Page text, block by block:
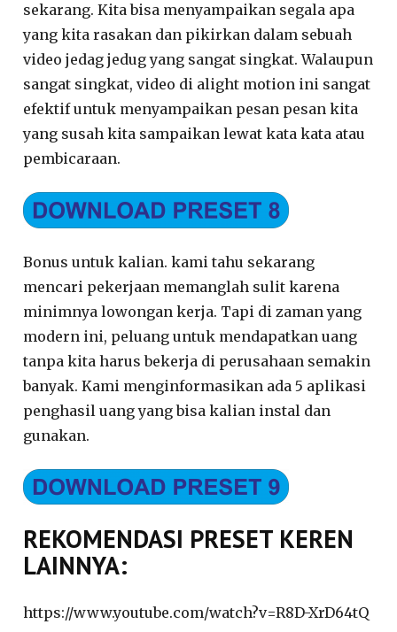
sekarang. Kita bisa menyampaikan segala apa
yang kita rasakan dan pikirkan dalam sebuah
video jedag jedug yang sangat singkat. Walaupun
sangat singkat, video di alight motion ini sangat
efektif untuk menyampaikan pesan pesan kita
yang susah kita sampaikan lewat kata kata atau
pembicaraan.
Bonus untuk kalian. kami tahu sekarang
mencari pekerjaan memanglah sulit karena
minimnya lowongan kerja. Tapi di zaman yang
modern ini, peluang untuk mendapatkan uang
tanpa kita harus bekerja di perusahaan semakin
banyak. Kami menginformasikan ada 5 aplikasi
penghasil uang yang bisa kalian instal dan
gunakan.
REKOMENDASI PRESET KEREN
LAINNYA:
https://www.youtube.com/watch?v=R8D-XrD64tQ